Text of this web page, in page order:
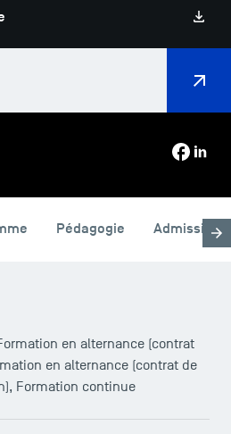
Pédagogie Admission
en alternance (contrat
en alternance (contrat de
Formation continue